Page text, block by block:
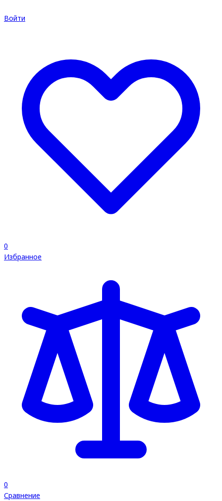
Войти
0
Избранное
0
Сравнение